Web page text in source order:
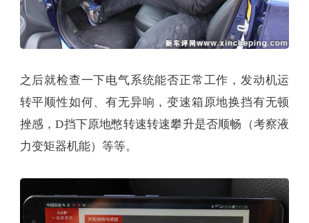
之后就检查一下电气系统能否正常工作，发动机运
转平顺性如何、有无异响，变速箱原地换挡有无顿
挫感，D挡下原地憋转速转速攀升是否顺畅（考察液
力变矩器机能）等等。